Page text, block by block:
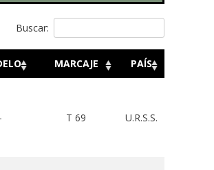
Buscar:
MARCAJE PAÍS
- T 69 U.R.S.S.